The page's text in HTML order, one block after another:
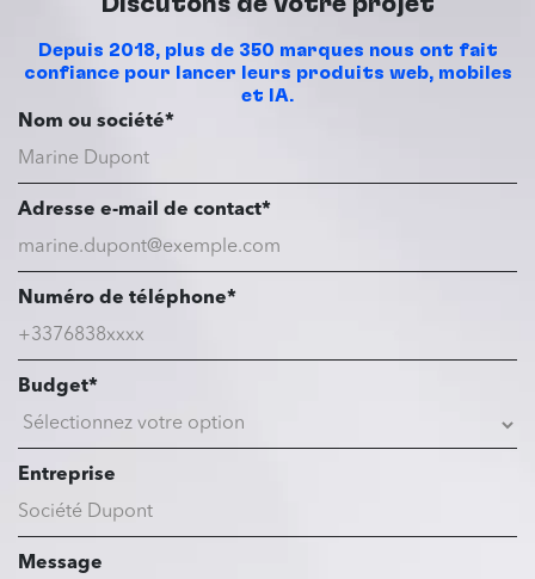
Depuis 2018, plus de 350 marques nous ont fait
confiance pour lancer leurs produits web, mobiles
et IA.
Nom ou société*
Adresse e-mail de contact*
Numéro de téléphone*
Budget*
Entreprise
Message